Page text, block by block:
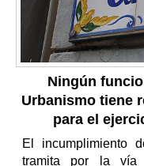
Ningún
Urbanismo tiene
para el
El incumplimiento
tramita por la vía